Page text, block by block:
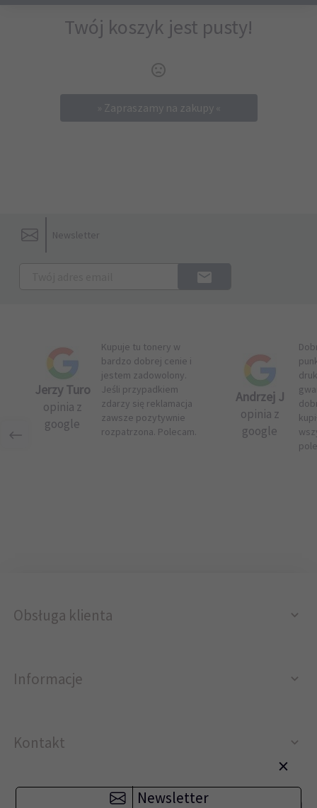
Twój koszyk jest pusty!
» Zapraszamy na zakupy «
Newsletter
Jerzy Turo
opinia z
google
Kupuje tu tonery w
bardzo dobrej cenie i
jestem zadowolony.
Jeśli przypadkiem
zdarzy się reklamacja
zawsze pozytywnie
rozpatrzona. Polecam.
Andrzej J
opinia z
google
Obsługa klienta
Informacje
Kontakt
×
Newsletter